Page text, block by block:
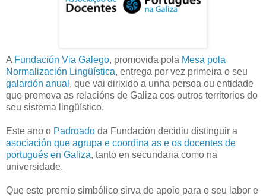
A Fundación Via Galego, promovida pola Mesa pola
Normalización Lingüística, entrega por vez primeira o seu
galardón anual , que vai dirixido a unha persoa ou entidade
que promova as relacións de Galiza cos outros territorios do
seu sistema lingüístico.
Este ano o Padroado da Fundación decidiu distinguir a
asociación que agrupa e coordina as e os docentes de
portugués en Galiza, tanto en secundaria como na
universidade.
Que este premio simbólico sirva de apoio para o seu labor e